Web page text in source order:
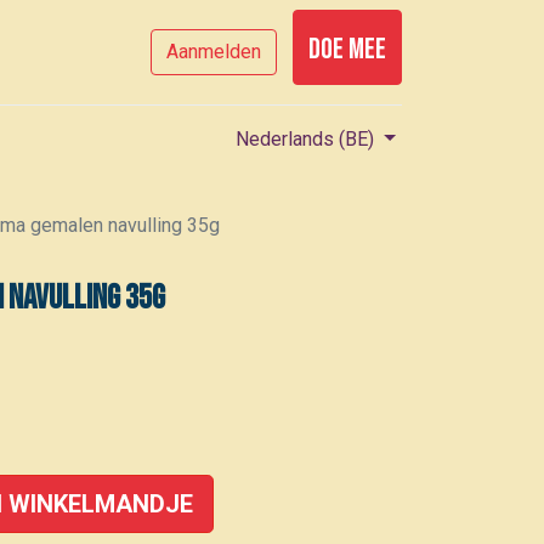
Aanmelden Doe mee
Nederlands (BE)
gemalen navulling 35g
navulling 35g
WINKELMANDJE